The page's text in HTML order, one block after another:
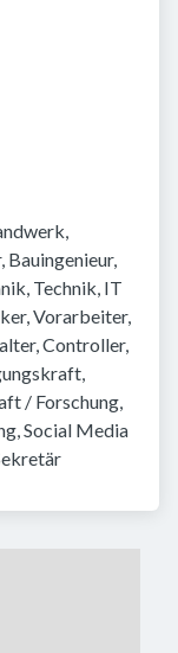
Bauingenieur,
Technik, IT
Vorarbeiter,
Controller,
/ Forschung,
Social Media